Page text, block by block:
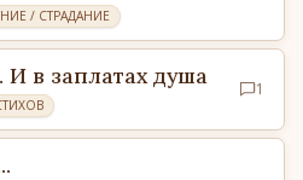
/ СТРАДАНИЕ
И в заплатах душа 1